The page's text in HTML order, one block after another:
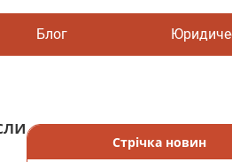
Блог
Стрічка новин